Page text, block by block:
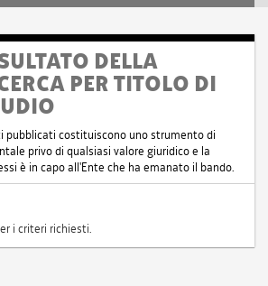
DELLA
PER TITOLO DI
pubblicati costituiscono uno strumento di
privo di qualsiasi valore giuridico e la
è in capo all'Ente che ha emanato il bando.
i criteri richiesti.